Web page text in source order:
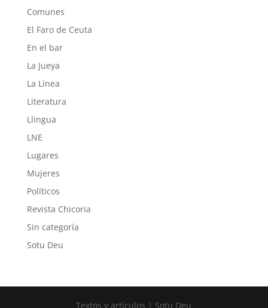
Comunes
El Faro de Ceuta
En el bar
La Jueya
La Línea
Literatura
Llingua
LNE
Lugares
Mujeres
Políticos
Revista Chicoria
Sin categoría
Sotu Deu
Textos y artículos | Sotu Deu